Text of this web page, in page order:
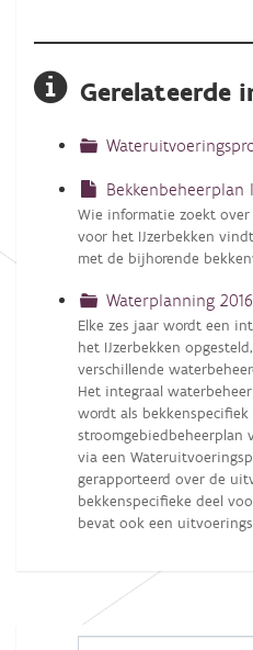
Gerelateerde
Bekkenbeheerplan
Wie informatie zoekt
voor het IJzerbekken
met de bijhorende
Waterplanning
Elke zes jaar wordt een
het IJzerbekken
verschillende
Het integraal
wordt als
stroomgebiedbeheerplan
via een
gerapporteerd over de
bekkenspecifieke deel
bevat ook een